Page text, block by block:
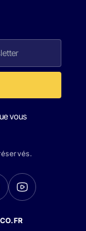
vous